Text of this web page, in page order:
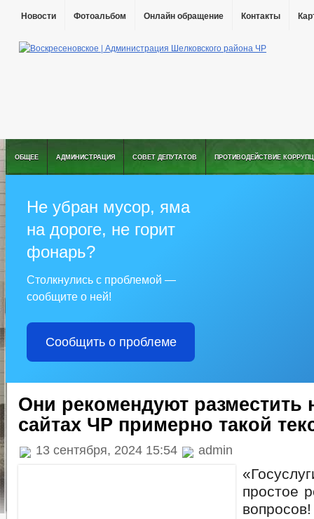
Новости Фотоальбом Онлайн обращение Контакты
ОБЩЕЕ АДМИНИСТРАЦИЯ СОВЕТ ДЕПУТАТОВ ПРОТИВОДЕЙСТВИЕ
Не убран мусор, яма
на дороге, не горит
фонарь?
Столкнулись с проблемой —
сообщите о ней!
Сообщить о проблеме
Они рекомендуют разместить
сайтах ЧР примерно такой
13 сентября, 2024 15:54 admin
простое
вопросов!